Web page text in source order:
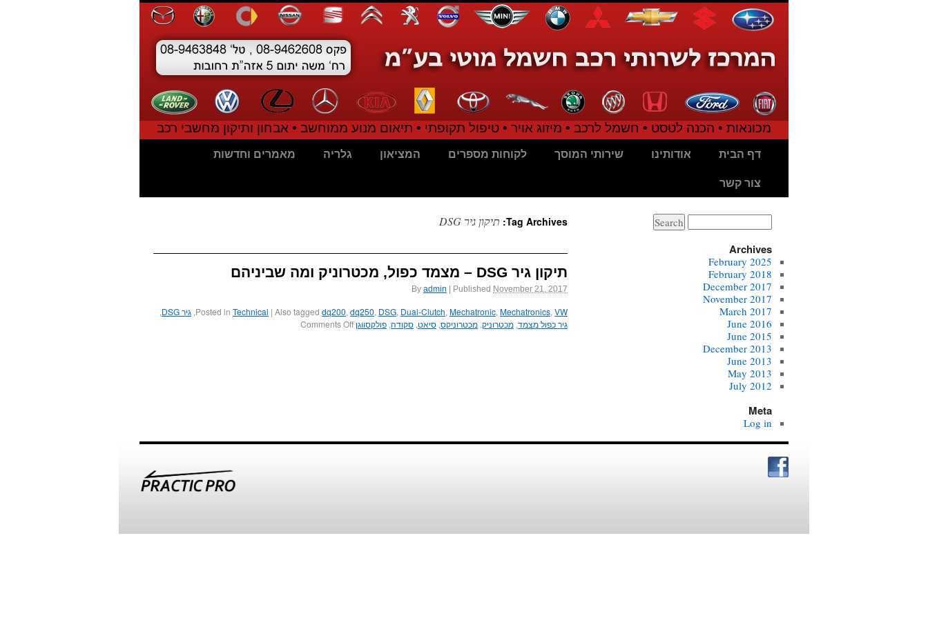
מכונאות • הכנה לטסט • חשמל לרכב • מיזוג אויר • טיפול תקופתי • תיאום מנוע ממוחשב • אבחון ותיקון מחשבי רכב
דף הבית אודותינו שירותי המוסך לקוחות מספרים המציאון גלריה
מאמרים וחדשות
צור קשר
Tag Archives: תיקון גיר DSG
תיקון גיר DSG – מצמד כפול, מכטרוניק ומה שביניהם
By admin Published November 21, 2017
Posted in Technical | Also tagged dq200, dq250, DSG, Dual-Clutch, Mechatronic, Mechatronics, VW
, גיר DSG
,
גיר כפול מצמד, מכטרוניק, מכטרוניקס, סיאט, סקודה, פולקסווגן Comments Off
on
Search
for:
Archives
February 2025
February 2018
December 2017
November 2017
March 2017
June 2016
June 2015
December 2013
June 2013
May 2013
July 2012
Meta
Log in